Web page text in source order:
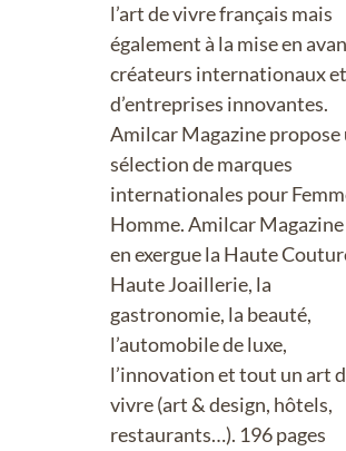
l’art de vivre français mais
également à la mise en
créateurs internationaux et
d’entreprises innovantes.
Amilcar Magazine propose
sélection de marques
internationales pour
Homme. Amilcar
en exergue la Haute
Haute Joaillerie, la
gastronomie, la beauté,
l’automobile de luxe,
l’innovation et tout un art
vivre (art & design, hôtels,
restaurants…). 196 pages